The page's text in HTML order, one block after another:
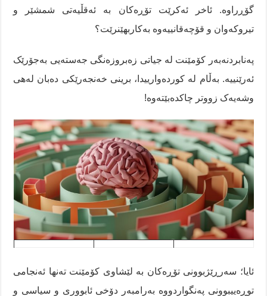
گۆڕراوە. ئاخر ئەکرێت تۆڕەکان بە ئەقڵیەتی شمشێر و
تیروکەوان و قۆچەقانییەوە بەکاربهێنرێت؟
پەنابردنەبەر کۆمێنت لە جیاتی زەبروزەنگی جەستەیی بەجۆرێک
ئەرێنییە. بەڵام لە کوردەوارییدا، برینی خەنجەرێکی دەبان لەهی
وشەیەک زووتر چاکدەبێتەوە!
ئایا؛ سەرڕێژبوونی تۆڕەکان بە لێشاوی کۆمێنت تەنها ئەنجامی
توڕەییبوونی پەنگواردووە بەرامبەر دۆخی ئابووری و سیاسی و